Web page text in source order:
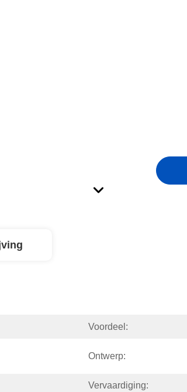
Voordeel:
Ontwerp:
Vervaardiging: